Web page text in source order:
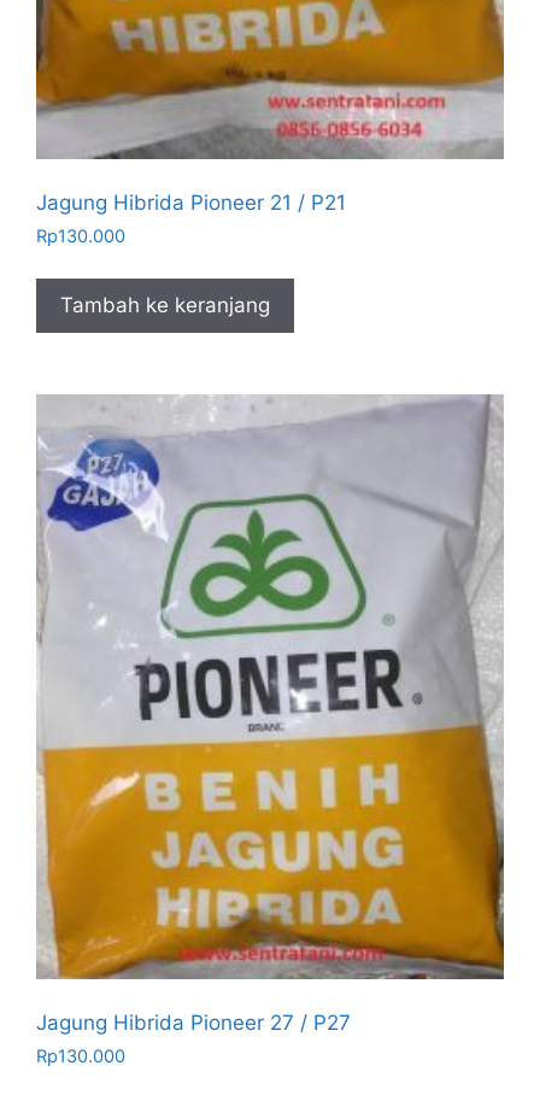
Jagung Hibrida Pioneer 21 / P21
Rp130.000
Tambah ke keranjang
Jagung Hibrida Pioneer 27 / P27
Rp130.000